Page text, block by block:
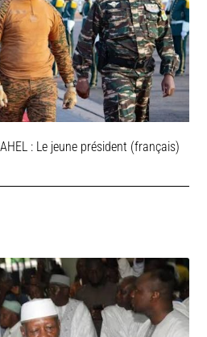
: Le jeune président (français)